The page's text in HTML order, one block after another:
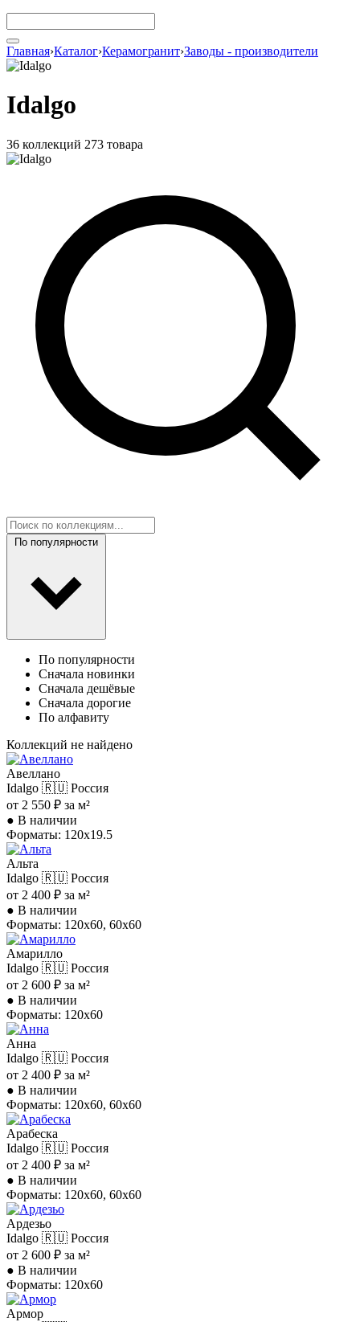
Главная›Каталог›Керамогранит›Заводы - производители
Idalgo
36 коллекций 273 товара
По популярности
По популярности
Сначала новинки
Сначала дешёвые
Сначала дорогие
По алфавиту
Коллекций не найдено
Авеллано
Idalgo 🇷🇺 Россия
от 2 550 ₽ за м²
● В наличии
Форматы: 120x19.5
Альта
Idalgo 🇷🇺 Россия
от 2 400 ₽ за м²
● В наличии
Форматы: 120x60, 60x60
Амарилло
Idalgo 🇷🇺 Россия
от 2 600 ₽ за м²
● В наличии
Форматы: 120x60
Анна
Idalgo 🇷🇺 Россия
от 2 400 ₽ за м²
● В наличии
Форматы: 120x60, 60x60
Арабеска
Idalgo 🇷🇺 Россия
от 2 400 ₽ за м²
● В наличии
Форматы: 120x60, 60x60
Ардезьо
Idalgo 🇷🇺 Россия
от 2 600 ₽ за м²
● В наличии
Форматы: 120x60
Армор